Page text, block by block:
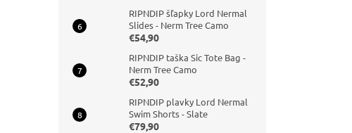
RIPNDIP šľapky Lord Nermal
Slides - Nerm Tree Camo
€54,90
RIPNDIP taška Sic Tote Bag -
Nerm Tree Camo
€52,90
RIPNDIP plavky Lord Nermal
Swim Shorts - Slate
€79,90